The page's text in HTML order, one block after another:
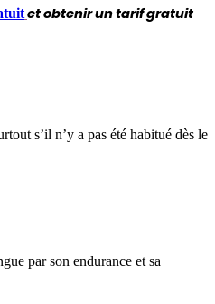
et obtenir un tarif gratuit
s’il n’y a pas été habitué dès le
par son endurance et sa